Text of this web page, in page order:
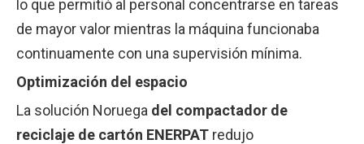
lo que permitió al personal concentrarse en tareas
de mayor valor mientras la máquina funcionaba
continuamente con una supervisión mínima.
Optimización del espacio
La solución Noruega del compactador de
reciclaje de cartón ENERPAT redujo